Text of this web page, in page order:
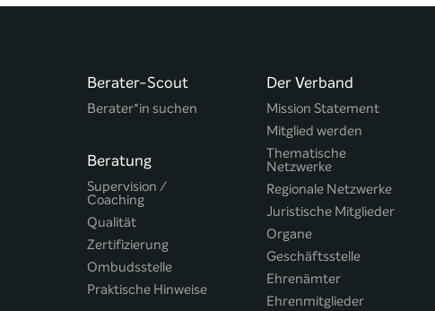
Berater-Scout
Berater*in suchen
Beratung
Supervision /
Coaching
Qualität
Zertifizierung
Ombudsstelle
Praktische Hinweise
Der Verband
Mission Statement
Mitglied werden
Thematische
Netzwerke
Regionale Netzwerke
Juristische Mitglieder
Organe
Geschäftsstelle
Ehrenämter
Ehrenmitglieder